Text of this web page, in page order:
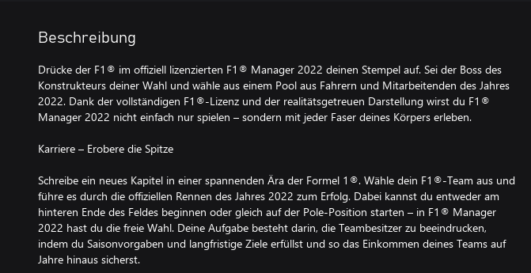
Beschreibung
Drücke der F1® im offiziell lizenzierten F1® Manager 2022 deinen Stempel auf. Sei der Boss des
Konstrukteurs deiner Wahl und wähle aus einem Pool aus Fahrern und Mitarbeitenden des Jahres
2022. Dank der vollständigen F1®-Lizenz und der realitätsgetreuen Darstellung wirst du F1®
Manager 2022 nicht einfach nur spielen – sondern mit jeder Faser deines Körpers erleben.
Karriere – Erobere die Spitze
Schreibe ein neues Kapitel in einer spannenden Ära der Formel 1®. Wähle dein F1®-Team aus und
führe es durch die offiziellen Rennen des Jahres 2022 zum Erfolg. Dabei kannst du entweder am
hinteren Ende des Feldes beginnen oder gleich auf der Pole-Position starten – in F1® Manager
2022 hast du die freie Wahl. Deine Aufgabe besteht darin, die Teambesitzer zu beeindrucken,
indem du Saisonvorgaben und langfristige Ziele erfüllst und so das Einkommen deines Teams auf
Jahre hinaus sicherst.